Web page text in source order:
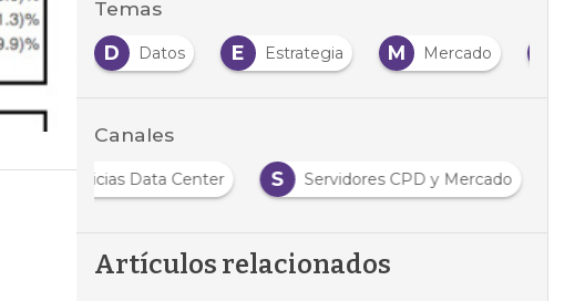
Temas
Cloud D Datos E Estrategia M Mercado
Canales
Noticias Data Center S Servidores CPD y Mercado
Artículos relacionados